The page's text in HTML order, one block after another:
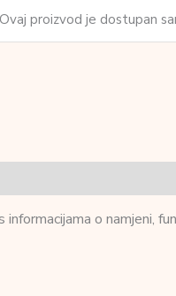
Ovaj proizvod je dostupan
o namjeni,